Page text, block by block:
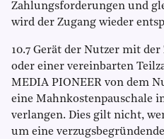
Zahlungsforderungen und
wird der Zugang wieder
10.7 Gerät der Nutzer mit
oder einer vereinbarten
MEDIA PIONEER von dem
eine Mahnkostenpauschale
verlangen. Dies gilt nicht,
um eine